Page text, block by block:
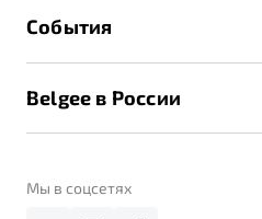
Техническое обслуживание
Калькулятор ТО
Помощь на дорогах
Belgee Линк
События
Belgee в России
О дилерском центре
Мы в соцсетях